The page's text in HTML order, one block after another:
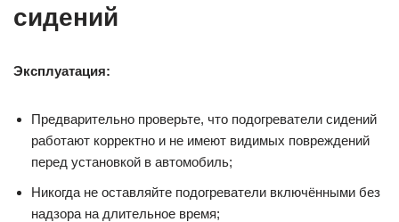
сидений
Эксплуатация:
Предварительно проверьте, что подогреватели сидений
работают корректно и не имеют видимых повреждений
перед установкой в автомобиль;
Никогда не оставляйте подогреватели включёнными без
надзора на длительное время;